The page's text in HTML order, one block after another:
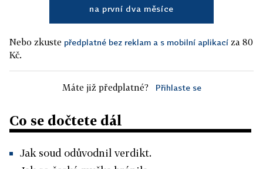
na první dva měsíce
Nebo zkuste předplatné bez reklam a s mobilní aplikací za 80
Kč.
Máte již předplatné? Přihlaste se
Co se dočtete dál
Jak soud odůvodnil verdikt.